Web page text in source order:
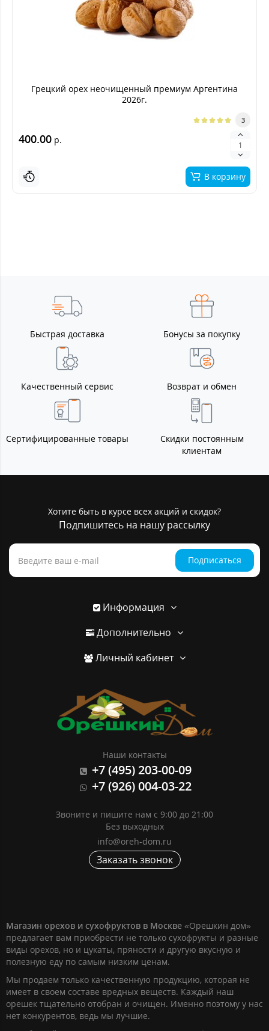
Грецкий орех неочищенный премиум Аргентина
2026г.
3
400.00 р.
В корзину
Быстрая доставка Бонусы за покупку
Качественный сервис Возврат и обмен
Сертифицированные товары
Скидки постоянным
клиентам
Хотите быть в курсе всех акций и скидок?
Подпишитесь на нашу рассылку
Подписаться
Информация
Дополнительно
Личный кабинет
Наши контакты
+7 (495) 203-00-09
+7 (926) 004-03-22
Звоните и пишите нам с 9:00 до 21:00
Без выходных
info@oreh-dom.ru
Заказать звонок
Магазин орехов и сухофруктов в Москве «Орешкин дом»
предлагает вам приобрести не только сухофрукты и разные
виды орехов, но и цукаты, пряности и другую вкусную и
полезную еду по самым низким ценам.
Мы продаем только качественную продукцию, которая не
имеет в своем составе вредных веществ. Каждый наш
орешек тщательно отобран и очищен. Именно поэтому у нас
нет конкурентов, ведь мы лучшие.